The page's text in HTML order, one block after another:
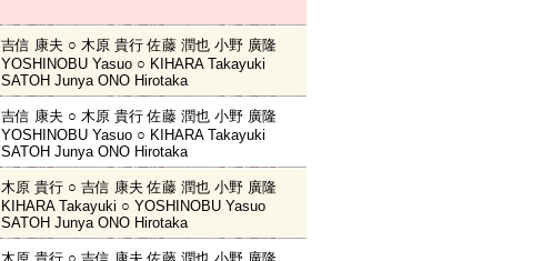
吉信 康夫 ○ 木原 貴行 佐藤 潤也 小野 廣隆
YOSHINOBU Yasuo ○ KIHARA Takayuki
SATOH Junya ONO Hirotaka
吉信 康夫 ○ 木原 貴行 佐藤 潤也 小野 廣隆
YOSHINOBU Yasuo ○ KIHARA Takayuki
SATOH Junya ONO Hirotaka
木原 貴行 ○ 吉信 康夫 佐藤 潤也 小野 廣隆
KIHARA Takayuki ○ YOSHINOBU Yasuo
SATOH Junya ONO Hirotaka